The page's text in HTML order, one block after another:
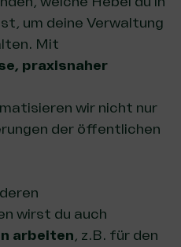
um deine Verwaltung
Mit
praxisnaher
wir nicht nur
der öffentlichen
wirst du auch
arbeiten, z.B. für den